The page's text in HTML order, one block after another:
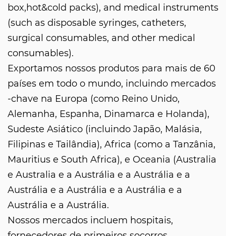
box,hot&cold packs), and medical instruments
(such as disposable syringes, catheters,
surgical consumables, and other medical
consumables).
Exportamos nossos produtos para mais de 60
países em todo o mundo, incluindo mercados
-chave na Europa (como Reino Unido,
Alemanha, Espanha, Dinamarca e Holanda),
Sudeste Asiático (incluindo Japão, Malásia,
Filipinas e Tailândia), Africa (como a Tanzânia,
Mauritius e South Africa), e Oceania (Australia
e Australia e a Austrália e a Austrália e a
Austrália e a Austrália e a Austrália e a
Austrália e a Austrália.
Nossos mercados incluem hospitais,